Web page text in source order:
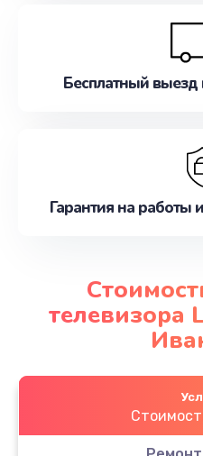
Бесплатный выезд
Гарантия на работы
телевизора